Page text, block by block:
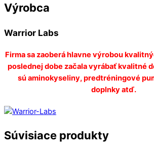
Výrobca
Warrior Labs
Firma sa zaoberá hlavne výrobou
poslednej dobe začala vyrábať kvalitné
sú aminokyseliny, predtréningové
doplnky atď.
Súvisiace produkty